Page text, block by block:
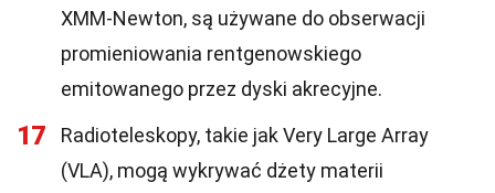
XMM-Newton, są używane do obserwacji
promieniowania rentgenowskiego
emitowanego przez dyski akrecyjne.
17
Radioteleskopy, takie jak Very Large Array
(VLA), mogą wykrywać dżety materii